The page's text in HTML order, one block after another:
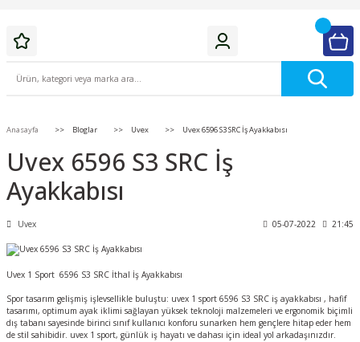
Anasayfa Bloglar Uvex Uvex 6596 S3 SRC İş Ayakkabısı
Uvex 6596 S3 SRC İş
Ayakkabısı
Uvex 05-07-2022 21:45
Uvex 1 Sport 6596 S3 SRC İthal İş Ayakkabısı
Spor tasarım gelişmiş işlevsellikle buluştu: uvex 1 sport 6596 S3 SRC iş ayakkabısı , hafif
tasarımı, optimum ayak iklimi sağlayan yüksek teknoloji malzemeleri ve ergonomik biçimli
dış tabanı sayesinde birinci sınıf kullanıcı konforu sunarken hem gençlere hitap eder hem
de stil sahibidir. uvex 1 sport, günlük iş hayatı ve dahası için ideal yol arkadaşınızdır.